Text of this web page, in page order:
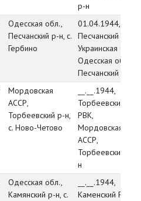
р-н
Одесская обл.,
Песчанский р-н, с.
Гербино
01.04.1944,
Песчанский РВК,
Украинская ССР,
Одесская обл.,
Песчанский р-н
Мордовская
АССР,
Торбеевский р-н,
с. Ново-Четово
__.__.1944,
Торбеевский
РВК,
Мордовская
АССР,
Торбеевский р-
н
Одесская обл.,
Камянский р-н, с.
__.__.1944,
Каменский РВК,